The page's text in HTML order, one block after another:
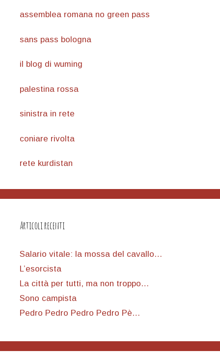
assemblea romana no green pass
sans pass bologna
il blog di wuming
palestina rossa
sinistra in rete
coniare rivolta
rete kurdistan
Articoli recenti
Salario vitale: la mossa del cavallo…
L’esorcista
La città per tutti, ma non troppo…
Sono campista
Pedro Pedro Pedro Pedro Pè…